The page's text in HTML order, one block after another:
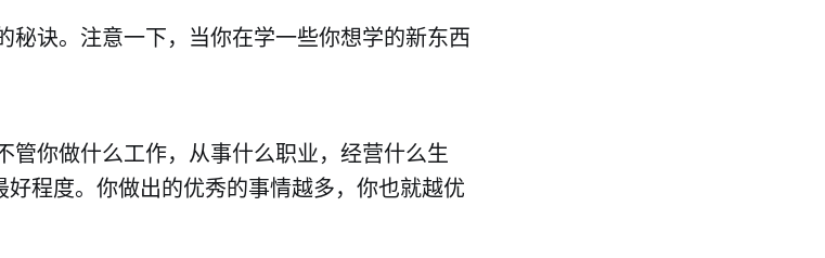
秘诀。注意一下，当你在学一些你想学的新东西
管你做什么工作，从事什么职业，经营什么生
程度。你做出的优秀的事情越多，你也就越优